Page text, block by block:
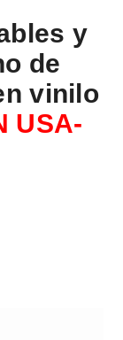
y
de
vinilo
USA-